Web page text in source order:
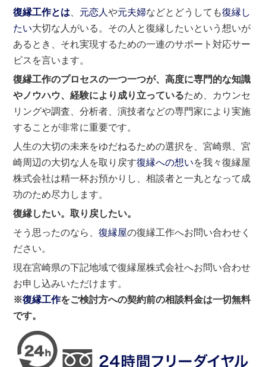
復縁工作とは 元恋人や元夫婦などとどうしても復縁し
たい大切な人がいる。その人と復縁したいという想いが
あるとき、それ実現するための一連のサポート対応サー
ビスを言います。
復縁工作のプロセスの一つ一つが、高度に専門的な知識
やノウハウ、経験により成り立っているため、カウンセ
リングや調査、分析者、演技者などの専門家により実施
することが非常に重要です。
人生の大切の未来をゆだねるための選択を、宮崎県、宮
崎周辺の大切な人を取り戻す復縁への想いを我々復縁屋
株式会社は精一杯お預かりし、相談者と一丸となって成
功のため尽力します。
復縁したい。取り戻したい。
そう思ったのなら、復縁屋の復縁工作へお問い合わせく
ださい。
現在宮崎県の下記地域で復縁屋株式会社へお問い合わせ
お申し込みいただけます。
※復縁工作をご検討方への契約前の相談料金は一切無料
です。